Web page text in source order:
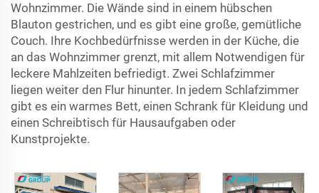
Wohnzimmer. Die Wände sind in einem hübschen
Blauton gestrichen, und es gibt eine große, gemütliche
Couch. Ihre Kochbedürfnisse werden in der Küche, die
an das Wohnzimmer grenzt, mit allem Notwendigen für
leckere Mahlzeiten befriedigt. Zwei Schlafzimmer
liegen weiter den Flur hinunter. In jedem Schlafzimmer
gibt es ein warmes Bett, einen Schrank für Kleidung und
einen Schreibtisch für Hausaufgaben oder
Kunstprojekte.